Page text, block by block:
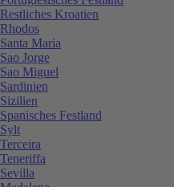
Restliches Kroatien
Rhodos
Santa Maria
Sao Jorge
Sao Miguel
Sardinien
Sizilien
Spanisches Festland
Sylt
Terceira
Teneriffa
Sevilla